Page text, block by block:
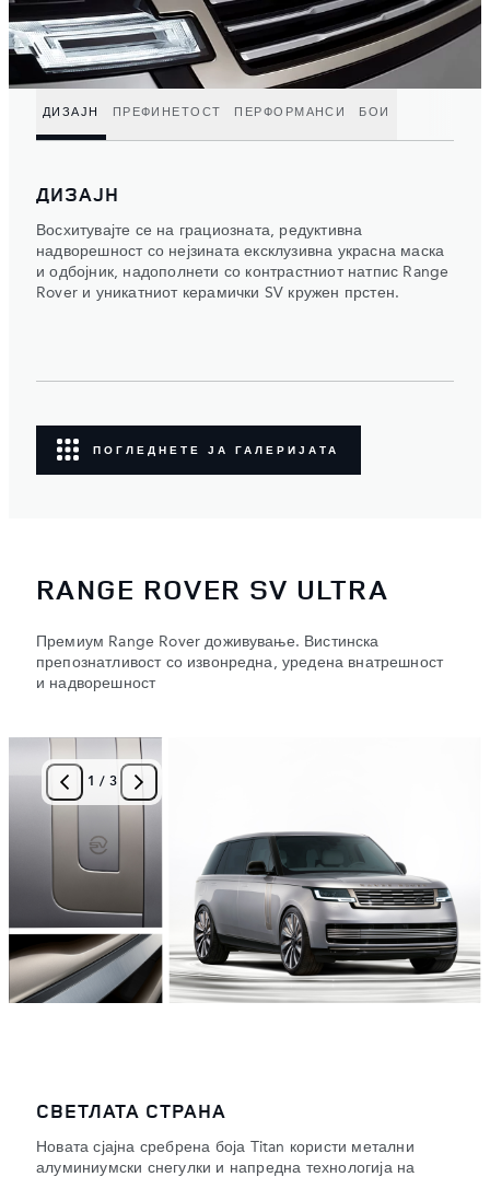
ДИЗАЈН ПРЕФИНЕТОСТ ПЕРФОРМАНСИ БОИ
ДИЗАЈН
Восхитувајте се на грациозната, редуктивна
надворешност со нејзината ексклузивна украсна маска
и одбојник, надополнети со контрастниот натпис Range
Rover и уникатниот керамички SV кружен прстен.
ПОГЛЕДНЕТЕ ЈА ГАЛЕРИЈАТА
RANGE ROVER SV ULTRA
Премиум Range Rover доживување. Вистинска
препознатливост со извонредна, уредена внатрешност
и надворешност
СВЕТЛАТА СТРАНА
Новата сјајна сребрена боја Titan користи метални
алуминиумски снегулки и напредна технологија на
1 / 3